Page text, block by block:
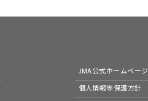
JMA公式ホームページ
個人情報等保護方針